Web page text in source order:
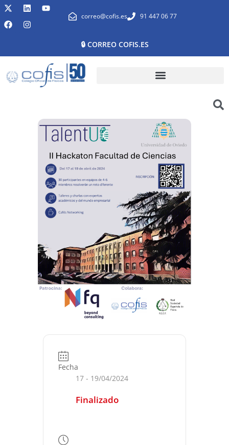
correo@cofis.es 91 447 06 77
🔒 CORREO COFIS.ES
Fecha
17 - 19/04/2024
Finalizado